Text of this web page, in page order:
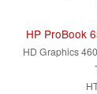
HP ProBook
HD Graphics